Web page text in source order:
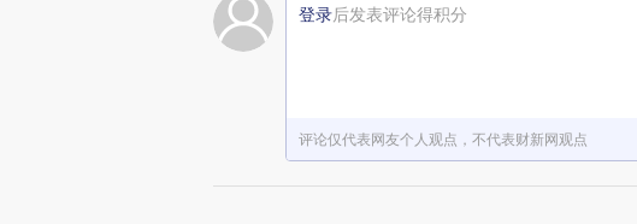
登录后发表评论得积分
评论仅代表网友个人观点，不代表财新网观点